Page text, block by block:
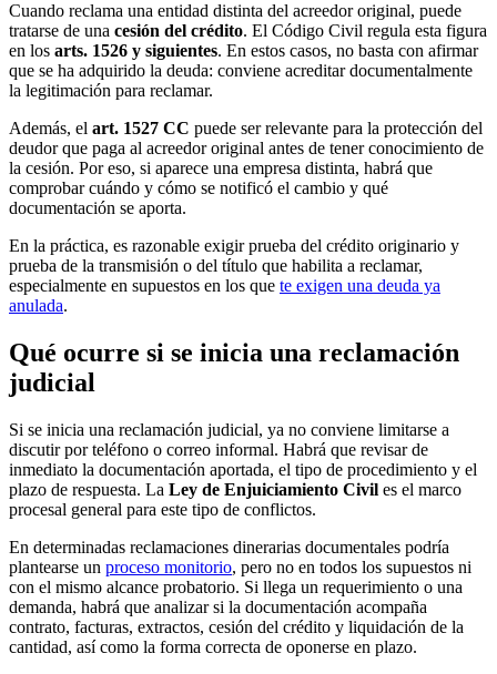
Cuando reclama una entidad distinta del acreedor original, puede
tratarse de una cesión del crédito. El Código Civil regula esta figura
en los arts. 1526 y siguientes. En estos casos, no basta con afirmar
que se ha adquirido la deuda: conviene acreditar documentalmente
la legitimación para reclamar.
Además, el art. 1527 CC puede ser relevante para la protección del
deudor que paga al acreedor original antes de tener conocimiento de
la cesión. Por eso, si aparece una empresa distinta, habrá que
comprobar cuándo y cómo se notificó el cambio y qué
documentación se aporta.
En la práctica, es razonable exigir prueba del crédito originario y
prueba de la transmisión o del título que habilita a reclamar,
especialmente en supuestos en los que te exigen una deuda ya
anulada.
Qué ocurre si se inicia una reclamación
judicial
Si se inicia una reclamación judicial, ya no conviene limitarse a
discutir por teléfono o correo informal. Habrá que revisar de
inmediato la documentación aportada, el tipo de procedimiento y el
plazo de respuesta. La Ley de Enjuiciamiento Civil es el marco
procesal general para este tipo de conflictos.
En determinadas reclamaciones dinerarias documentales podría
plantearse un proceso monitorio, pero no en todos los supuestos ni
con el mismo alcance probatorio. Si llega un requerimiento o una
demanda, habrá que analizar si la documentación acompaña
contrato, facturas, extractos, cesión del crédito y liquidación de la
cantidad, así como la forma correcta de oponerse en plazo.